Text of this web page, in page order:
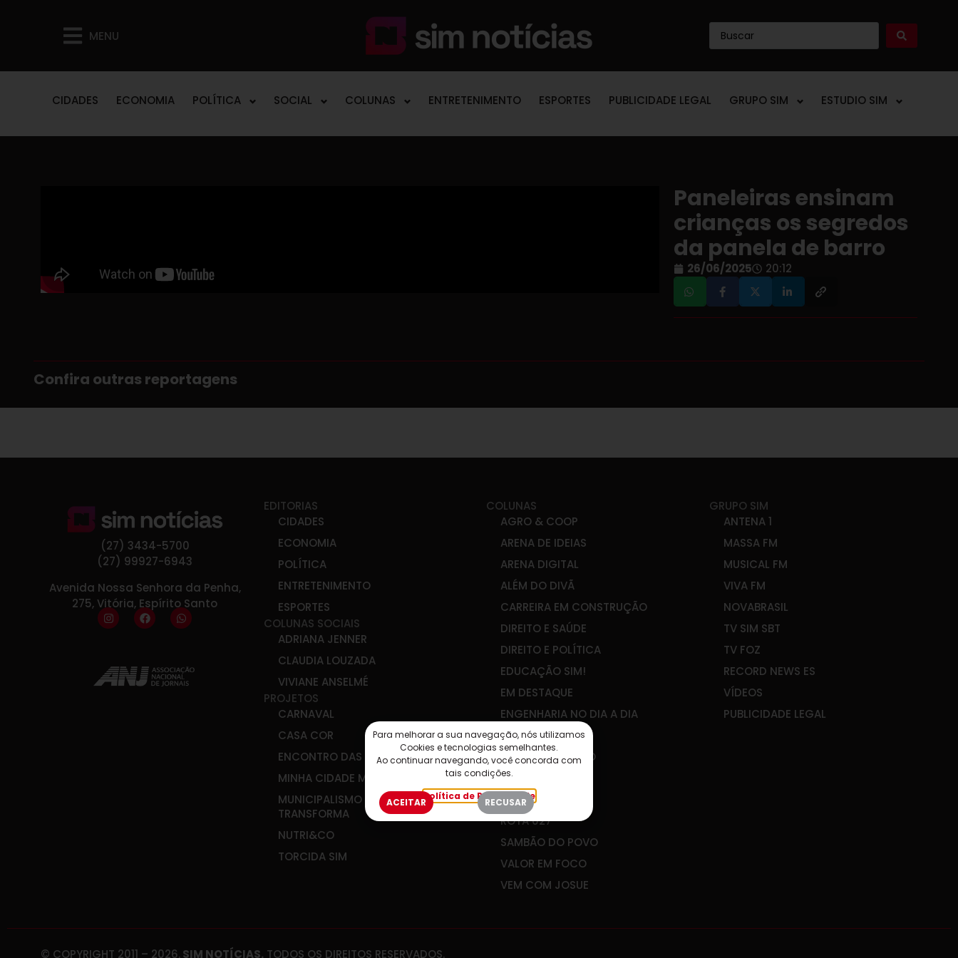
MENU
CIDADES ECONOMIA POLÍTICA SOCIAL COLUNAS ENTRETENIMENTO ESPORTES PUBLICIDADE LEGAL GRUPO SIM ESTUDIO SIM
Paneleiras ensinam
crianças os segredos
da panela de barro
26/06/2025 20:12
Confira outras reportagens
(27) 3434-5700
(27) 99927-6943
Avenida Nossa Senhora da Penha,
275, Vitória, Espírito Santo
EDITORIAS
CIDADES
ECONOMIA
POLÍTICA
ENTRETENIMENTO
ESPORTES
COLUNAS SOCIAIS
ADRIANA JENNER
CLAUDIA LOUZADA
VIVIANE ANSELMÉ
PROJETOS
CARNAVAL
CASA COR
ENCONTRO DAS ÁGUAS
MINHA CIDADE MEU FUTURO
MUNICIPALISMO QUE
TRANSFORMA
NUTRI&CO
TORCIDA SIM
COLUNAS
AGRO & COOP
ARENA DE IDEIAS
ARENA DIGITAL
ALÉM DO DIVÃ
CARREIRA EM CONSTRUÇÃO
DIREITO E SAÚDE
DIREITO E POLÍTICA
EDUCAÇÃO SIM!
EM DESTAQUE
ENGENHARIA NO DIA A DIA
IBEF-ES
JOÃO GUALBERTO
PLANEJAR É VIVER
RADAR SOCIAL
ROTA 027
SAMBÃO DO POVO
VALOR EM FOCO
VEM COM JOSUE
GRUPO SIM
ANTENA 1
MASSA FM
MUSICAL FM
VIVA FM
NOVABRASIL
TV SIM SBT
TV FOZ
RECORD NEWS ES
VÍDEOS
PUBLICIDADE LEGAL
© COPYRIGHT 2011 – 2026.SIM NOTÍCIAS. TODOS OS DIREITOS RESERVADOS.
Para melhorar a sua navegação, nós utilizamos
Cookies e tecnologias semelhantes.
Ao continuar navegando, você concorda com
tais condições.
Política de Privacidade
ACEITAR RECUSAR